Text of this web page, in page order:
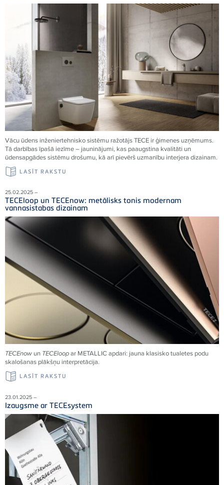
Vācu ūdens inženiertehnisko sistēmu ražotājs TECE ir ģimenes uzņēmums.
Tā darbības īpašā iezīme – jauninājumi, kas paaugstina kvalitāti un
ūdensapgādes sistēmu drošumu, kā arī pievērš uzmanību interjera dizainam.
LASĪT RAKSTU
25.02.2025 –
TECEloop un TECEnow: metālisks tonis modernam
vannasistabas dizainam
TECEnow un TECEloopar METALLIC apdari: jauna klasisko tualetes podu
skalošanas plākšņu interpretācija.
LASĪT RAKSTU
23.01.2025 –
Izaugsme ar TECEsystem